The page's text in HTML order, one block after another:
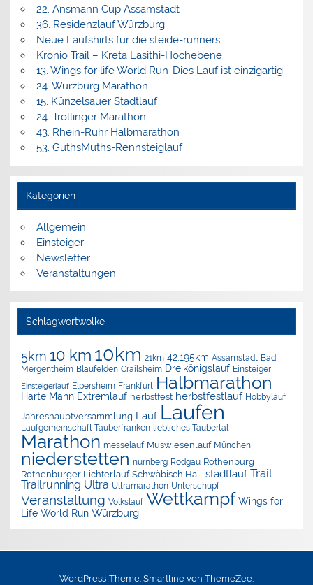
22. Ansmann Cup Assamstadt
36. Residenzlauf Würzburg
Neue Laufshirts für die steide-runners
Kronio Trail – Kreta Lasithi-Hochebene
13. Wings for life World Run-Dies Lauf ist einzigartig
24. Würzburg Marathon
15. Künzelsauer Stadtlauf
24. Trollinger Marathon
43. Rhein-Ruhr Halbmarathon
53. GuthsMuths-Rennsteiglauf
Kategorien
Allgemein
Einsteiger
Newsletter
Veranstaltungen
Schlagwortwolke
5km 10 km 10km 21km 42.195km Assamstadt Bad
Mergentheim Blaufelden Crailsheim Dreikönigslauf Einsteiger
Einsteigerlauf Elpersheim Frankfurt Halbmarathon
Harte Mann Extremlauf herbstfest herbstfestlauf Hobbylauf
Jahreshauptversammlung Lauf Laufen
Laufgemeinschaft Tauberfranken liebliches Taubertal
Marathon messelauf Muswiesenlauf München
niederstetten nürnberg Rodgau Rothenburg
Rothenburger Lichterlauf Schwäbisch Hall stadtlauf Trail
Trailrunning Ultra Ultramarathon Unterschüpf
Veranstaltung Volkslauf Wettkampf Wings for
Life World Run Würzburg
WordPress-Theme: Smartline von ThemeZee.